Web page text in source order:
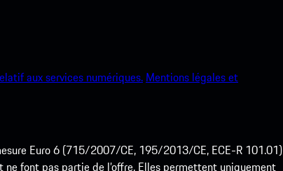
aux services numériques. Mentions légales et
Euro 6 (715/2007/CE, 195/2013/CE, ECE-R 101.01)
font pas partie de l’offre. Elles permettent uniquement